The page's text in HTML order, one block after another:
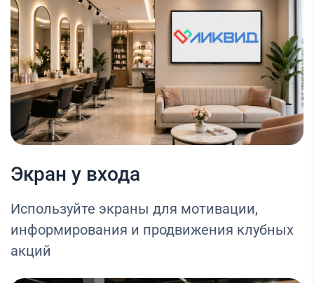
Экран у входа
Используйте экраны для мотивации,
информирования и продвижения клубных
акций